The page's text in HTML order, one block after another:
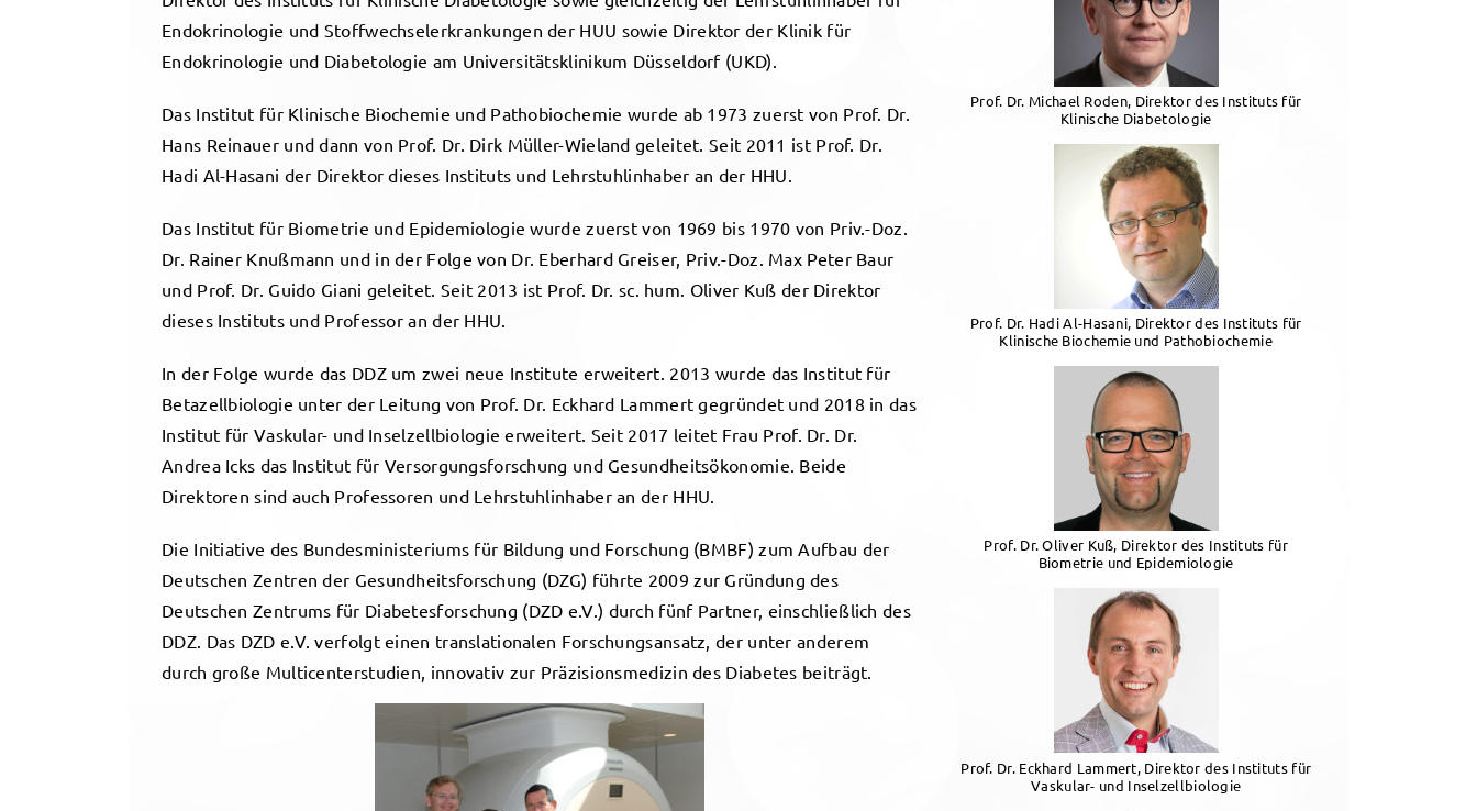
Endokrinologie und Stoffwechselerkrankungen der HUU sowie Direktor der Klinik für
Endokrinologie und Diabetologie am Universitätsklinikum Düsseldorf (UKD).
Das Institut für Klinische Biochemie und Pathobiochemie wurde ab 1973 zuerst von Prof. Dr.
Hans Reinauer und dann von Prof. Dr. Dirk Müller-Wieland geleitet. Seit 2011 ist Prof. Dr.
Hadi Al-Hasani der Direktor dieses Instituts und Lehrstuhlinhaber an der HHU.
Das Institut für Biometrie und Epidemiologie wurde zuerst von 1969 bis 1970 von Priv.-Doz.
Dr. Rainer Knußmann und in der Folge von Dr. Eberhard Greiser, Priv.-Doz. Max Peter Baur
und Prof. Dr. Guido Giani geleitet. Seit 2013 ist Prof. Dr. sc. hum. Oliver Kuß der Direktor
dieses Instituts und Professor an der HHU.
In der Folge wurde das DDZ um zwei neue Institute erweitert. 2013 wurde das Institut für
Betazellbiologie unter der Leitung von Prof. Dr. Eckhard Lammert gegründet und 2018 in das
Institut für Vaskular- und Inselzellbiologie erweitert. Seit 2017 leitet Frau Prof. Dr. Dr.
Andrea Icks das Institut für Versorgungsforschung und Gesundheitsökonomie. Beide
Direktoren sind auch Professoren und Lehrstuhlinhaber an der HHU.
Die Initiative des Bundesministeriums für Bildung und Forschung (BMBF) zum Aufbau der
Deutschen Zentren der Gesundheitsforschung (DZG) führte 2009 zur Gründung des
Deutschen Zentrums für Diabetesforschung (DZD e.V.) durch fünf Partner, einschließlich des
DDZ. Das DZD e.V. verfolgt einen translationalen Forschungsansatz, der unter anderem
durch große Multicenterstudien, innovativ zur Präzisionsmedizin des Diabetes beiträgt.
Prof. Dr. Michael Roden, Direktor des Instituts für
Klinische Diabetologie
Prof. Dr. Hadi Al-Hasani, Direktor des Instituts für
Klinische Biochemie und Pathobiochemie
Prof. Dr. Oliver Kuß, Direktor des Instituts für
Biometrie und Epidemiologie
Prof. Dr. Eckhard Lammert, Direktor des Instituts für
Vaskular- und Inselzellbiologie